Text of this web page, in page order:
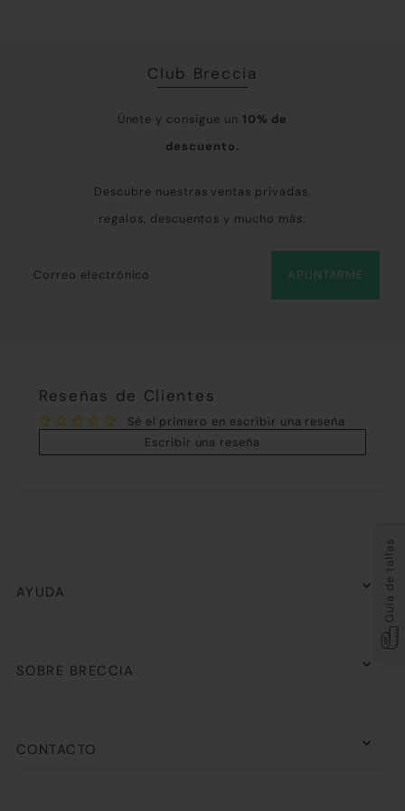
Club Breccia
Únete y consigue un 10% de
descuento.
Descubre nuestras ventas privadas,
regalos, descuentos y mucho más.
APUNTARME
Reseñas de Clientes
Sé el primero en escribir una reseña
Escribir una reseña
AYUDA
SOBRE BRECCIA
CONTACTO
Guía de tallas